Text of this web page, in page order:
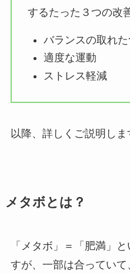
するたった３つの改
バランスの取れ
適度な運動
ストレス軽減
以降、詳しくご説明しま
メタボとは？
「メタボ」＝「肥満」
すが、一部は合ってい